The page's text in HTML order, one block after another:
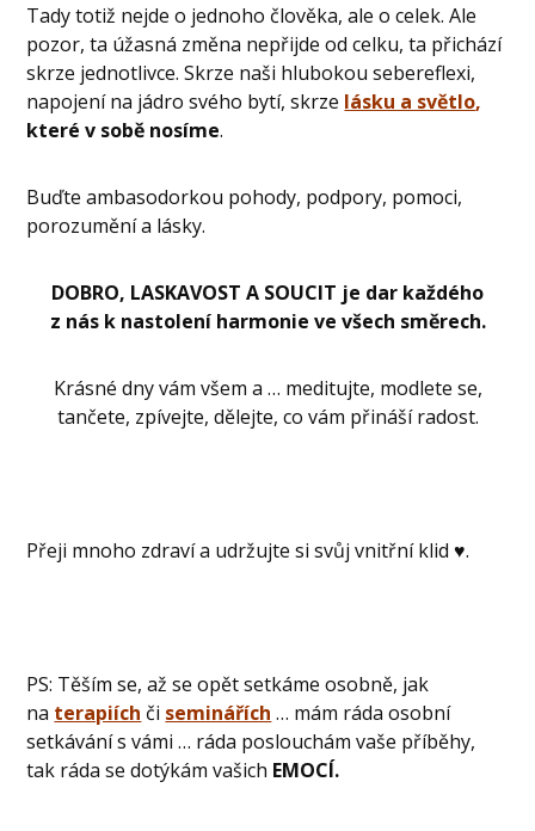
Tady totiž nejde o jednoho člověka, ale o celek. Ale
pozor, ta úžasná změna nepřijde od celku, ta přichází
skrze jednotlivce. Skrze naši hlubokou sebereflexi,
napojení na jádro svého bytí, skrze lásku a světlo,
které v sobě nosíme.
Buďte ambasodorkou pohody, podpory, pomoci,
porozumění a lásky.
DOBRO, LASKAVOST A SOUCIT je dar každého
z nás k nastolení harmonie ve všech směrech.
Krásné dny vám všem a … meditujte, modlete se,
tančete, zpívejte, dělejte, co vám přináší radost.
Přeji mnoho zdraví a udržujte si svůj vnitřní klid ♥.
PS: Těším se, až se opět setkáme osobně, jak
na terapiích či seminářích … mám ráda osobní
setkávání s vámi … ráda poslouchám vaše příběhy,
tak ráda se dotýkám vašich EMOCÍ.